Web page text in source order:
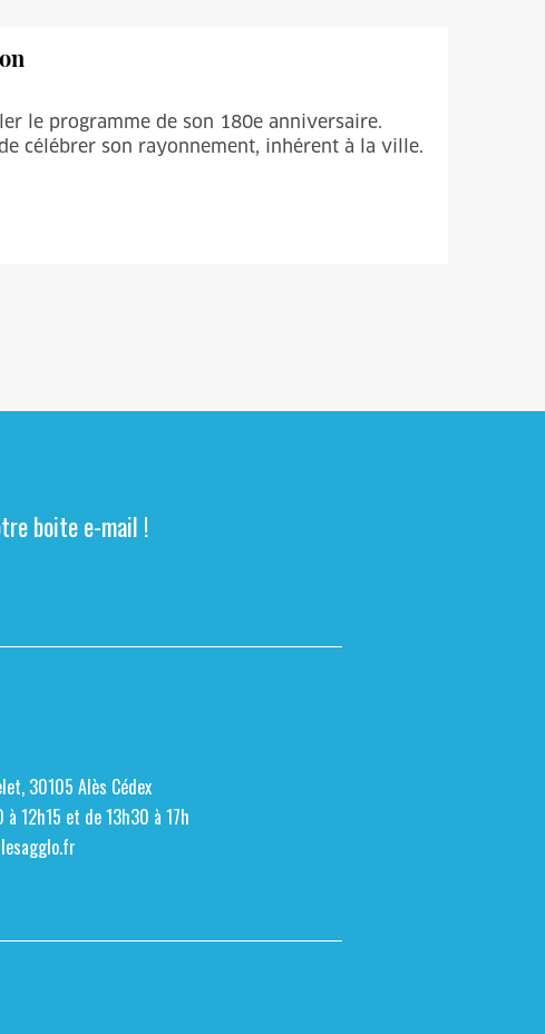
le programme de son 180e anniversaire.
célébrer son rayonnement, inhérent à la ville.
boite e-mail !
30105 Alès Cédex
12h15 et de 13h30 à 17h